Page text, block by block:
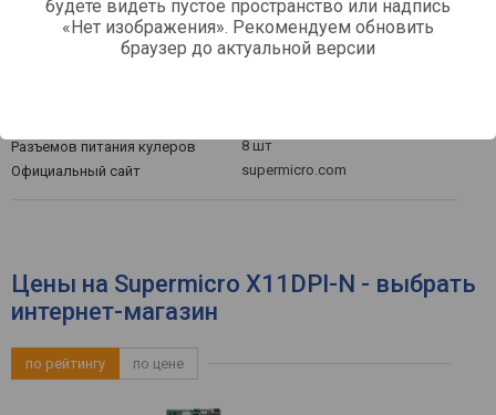
будете видеть пустое пространство или надпись
«Нет изображения». Рекомендуем обновить
браузер до актуальной версии
COM-порт
Разъемов питания кулеров
8 шт
Официальный сайт
supermicro.com
Цены на Supermicro X11DPI-N - выбрать
интернет-магазин
по рейтингу по цене